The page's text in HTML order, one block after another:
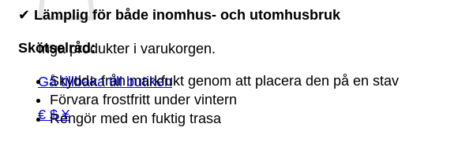
Inga produkter i varukorgen.
Gå tillbaka till butiken
€ $ ¥
✔ Lämplig för både inomhus- och utomhusbruk
Skötselråd:
Skydda från markfukt genom att placera den på en stav
Förvara frostfritt under vintern
Rengör med en fuktig trasa